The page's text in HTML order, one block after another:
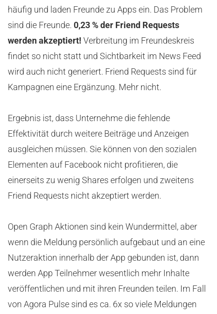
häufig und laden Freunde zu Apps ein. Das Problem
sind die Freunde. 0,23 % der Friend Requests
werden akzeptiert! Verbreitung im Freundeskreis
findet so nicht statt und Sichtbarkeit im News Feed
wird auch nicht generiert. Friend Requests sind für
Kampagnen eine Ergänzung. Mehr nicht.
Ergebnis ist, dass Unternehme die fehlende
Effektivität durch weitere Beiträge und Anzeigen
ausgleichen müssen. Sie können von den sozialen
Elementen auf Facebook nicht profitieren, die
einerseits zu wenig Shares erfolgen und zweitens
Friend Requests nicht akzeptiert werden.
Open Graph Aktionen sind kein Wundermittel, aber
wenn die Meldung persönlich aufgebaut und an eine
Nutzeraktion innerhalb der App gebunden ist, dann
werden App Teilnehmer wesentlich mehr Inhalte
veröffentlichen und mit ihren Freunden teilen. Im Fall
von Agora Pulse sind es ca. 6x so viele Meldungen